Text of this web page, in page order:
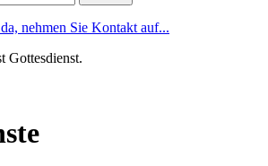
nehmen Sie Kontakt auf...
Gottesdienst.